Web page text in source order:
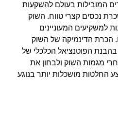
המובילות בעולם להשקעות
נכסים קצרי טווח. השוק
למשקיעים המעוניינים
הדינמיקה של השוק
בהבנת הפוטנציאל הכלכלי של
מגמות השוק ולבחון את
החלטות מושכלות יותר בנוגע